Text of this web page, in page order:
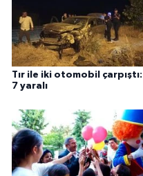
Tır ile iki otomobil çarpıştı:
7 yaralı